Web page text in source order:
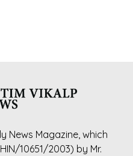
News Magazine, which
10651/2003) by Mr.